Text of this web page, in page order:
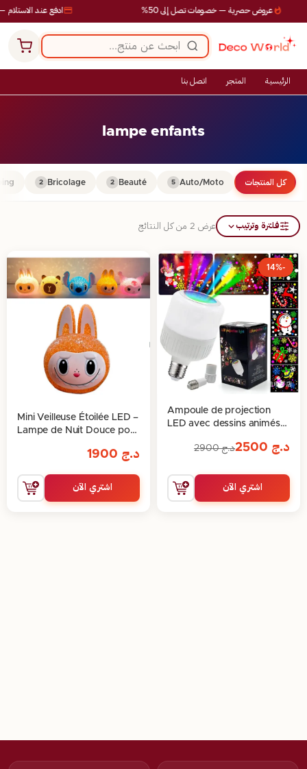
ادفع عند الاستلام عروض حصرية — خصومات تصل إلى 50%
الرئيسية المتجر اتصل بنا
lampe enfants
كل المنتجات Auto/Moto
5
Beauté
2
Bricolage
2
فلترة وترتيب عرض ⁦2⁩ من كل النتائج
-14%
Ampoule de projection
LED avec dessins animés
د.ج د.ج2900
اشتري الآن
Mini Veilleuse Étoilée LED –
Lampe de Nuit Douce pour
Décoration Magique
د.ج
اشتري الآن